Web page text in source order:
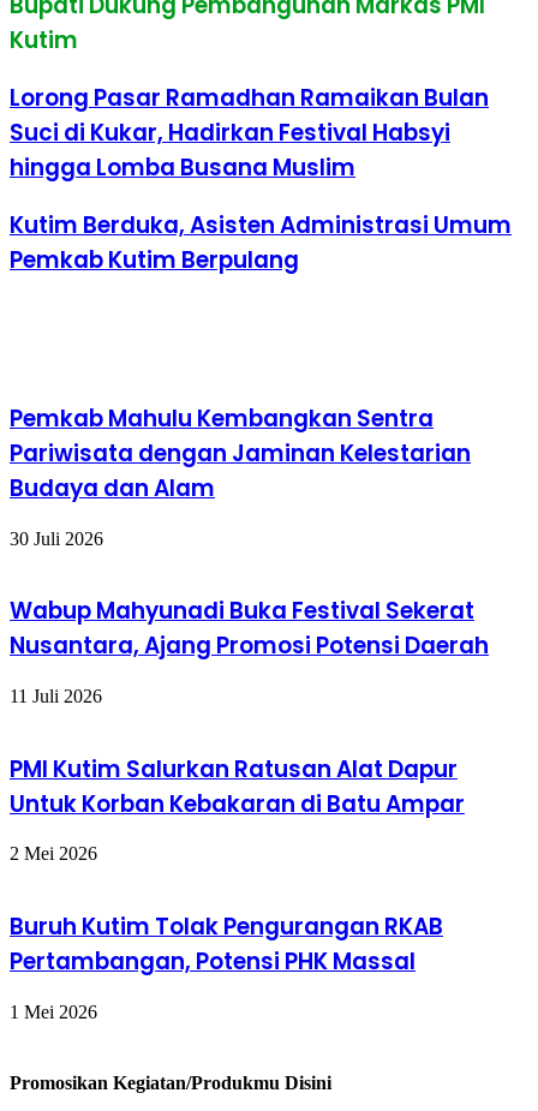
Kutim
Lorong Pasar Ramadhan Ramaikan Bulan
Suci di Kukar, Hadirkan Festival Habsyi
hingga Lomba Busana Muslim
Kutim Berduka, Asisten Administrasi Umum
Pemkab Kutim Berpulang
Pemkab Mahulu Kembangkan Sentra
Pariwisata dengan Jaminan Kelestarian
Budaya dan Alam
30 Juli 2026
Wabup Mahyunadi Buka Festival Sekerat
Nusantara, Ajang Promosi Potensi Daerah
11 Juli 2026
PMI Kutim Salurkan Ratusan Alat Dapur
Untuk Korban Kebakaran di Batu Ampar
2 Mei 2026
Buruh Kutim Tolak Pengurangan RKAB
Pertambangan, Potensi PHK Massal
1 Mei 2026
Promosikan Kegiatan/Produkmu Disini